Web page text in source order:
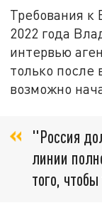
Требования к
2022 года
интервью
только после
возможно
"Россия
линии
того,